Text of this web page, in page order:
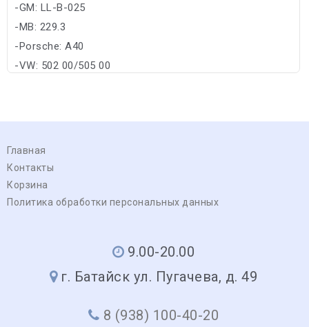
-GM: LL-B-025
-MB: 229.3
-Porsche: A40
-VW: 502 00/505 00
Главная
Контакты
Корзина
Политика обработки персональных данных
9.00-20.00
г. Батайск ул. Пугачева, д. 49
8 (938) 100-40-20